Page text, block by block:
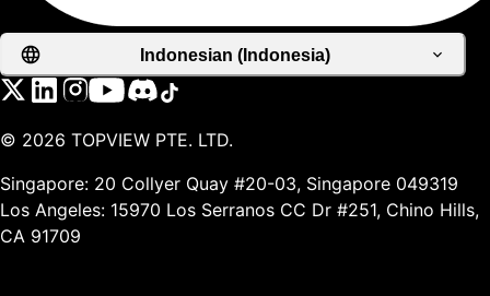
Indonesian (Indonesia)
© 2026 TOPVIEW PTE. LTD.
Singapore: 20 Collyer Quay #20-03, Singapore 049319
Los Angeles: 15970 Los Serranos CC Dr #251, Chino Hills,
CA 91709